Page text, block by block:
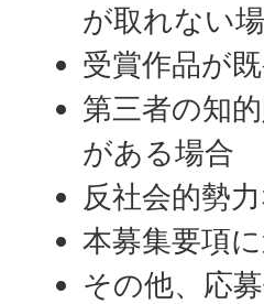
が取れない
受賞作品が
第三者の知
がある場合
反社会的勢
本募集要項
その他、応